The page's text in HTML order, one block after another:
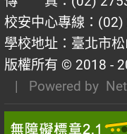
校安中心專線：(02)
學校地址：臺北市
版權所有 © 2018 -
| Powered by